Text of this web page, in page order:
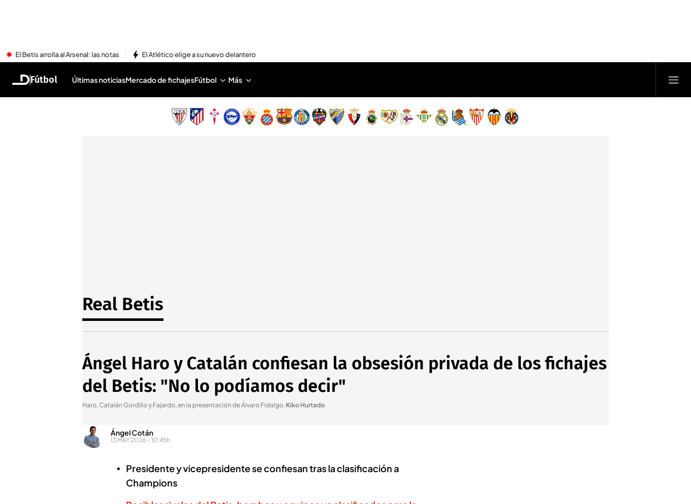
El Betis arrolla al Arsenal: las notas El Atlético elige a su nuevo delantero
Fútbol Últimas noticiasMercado de fichajesFútbol Más
Real Betis
Ángel Haro y Catalán confiesan la obsesión privada de los fichajes
del Betis: "No lo podíamos decir"
Haro, Catalán Gordillo y Fajardo, en la presentación de Álvaro Fidalgo. Kiko Hurtado
Ángel Cotán
13 MAY 2026 - 10:45h.
Presidente y vicepresidente se confiesan tras la clasificación a
Champions